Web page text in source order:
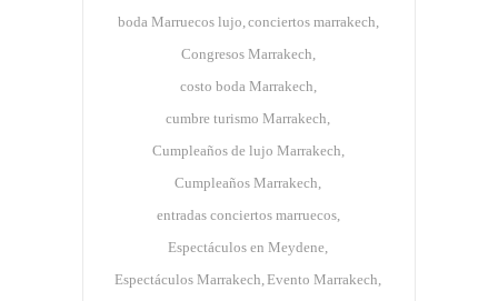
boda Marruecos lujo conciertos marrakech
Congresos Marrakech
costo boda Marrakech
cumbre turismo Marrakech
Cumpleaños de lujo Marrakech
Cumpleaños Marrakech
entradas conciertos marruecos
Espectáculos en Meydene
Espectáculos Marrakech Evento Marrakech